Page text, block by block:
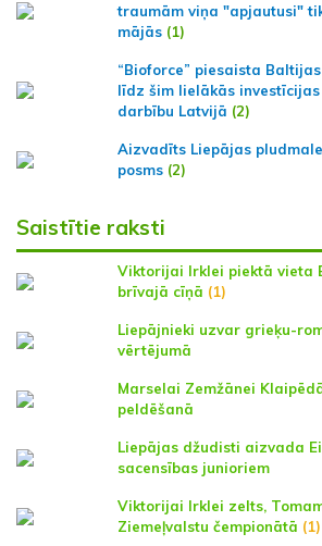
traumām viņa "apjautusi"
mājās (1)
“Bioforce” piesaista
līdz šim lielākās
darbību Latvijā (2)
Aizvadīts Liepājas
posms (2)
Saistītie raksti
Viktorijai Irklei piektā vieta
brīvajā cīņā (1)
Liepājnieki uzvar grieķu-
vērtējumā
Marselai Zemžānei
peldēšanā
Liepājas džudisti aizvada
sacensības junioriem
Viktorijai Irklei zelts,
Ziemeļvalstu čempionātā (1)